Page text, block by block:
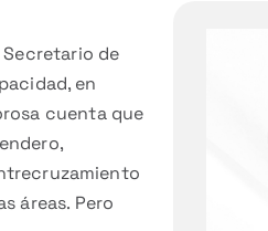
de
en
cuenta que
áreas. Pero